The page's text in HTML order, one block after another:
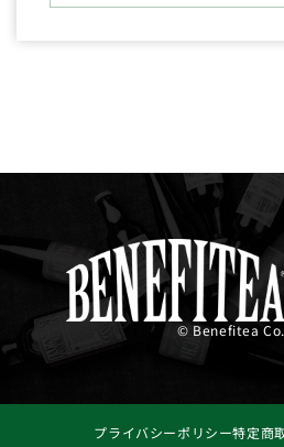
© Benefitea
プライバシーポリシー特定商